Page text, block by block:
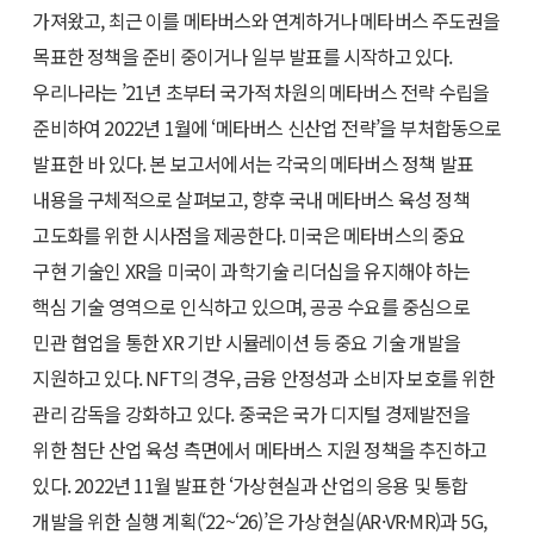
가져왔고, 최근 이를 메타버스와 연계하거나 메타버스 주도권을
목표한 정책을 준비 중이거나 일부 발표를 시작하고 있다.
우리나라는 ’21년 초부터 국가적 차원의 메타버스 전략 수립을
준비하여 2022년 1월에 ‘메타버스 신산업 전략’을 부처합동으로
발표한 바 있다. 본 보고서에서는 각국의 메타버스 정책 발표
내용을 구체적으로 살펴보고, 향후 국내 메타버스 육성 정책
고도화를 위한 시사점을 제공한다. 미국은 메타버스의 중요
구현 기술인 XR을 미국이 과학기술 리더십을 유지해야 하는
핵심 기술 영역으로 인식하고 있으며, 공공 수요를 중심으로
민관 협업을 통한 XR 기반 시뮬레이션 등 중요 기술 개발을
지원하고 있다. NFT의 경우, 금융 안정성과 소비자 보호를 위한
관리 감독을 강화하고 있다. 중국은 국가 디지털 경제발전을
위한 첨단 산업 육성 측면에서 메타버스 지원 정책을 추진하고
있다. 2022년 11월 발표한 ‘가상현실과 산업의 응용 및 통합
개발을 위한 실행 계획(‘22~‘26)’은 가상현실(AR·VR·MR)과 5G,